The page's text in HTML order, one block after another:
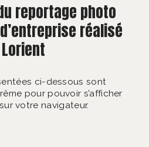
reportage photo
réalisé
ci-dessous sont
pour pouvoir s’afficher
votre navigateur.